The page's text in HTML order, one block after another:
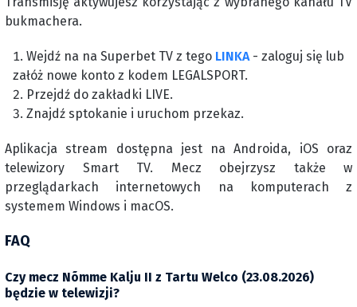
bukmachera.
Wejdź na na Superbet TV z tego LINKA- zaloguj się lub
załóż nowe konto z kodem LEGALSPORT.
Przejdź do zakładki LIVE.
Znajdź sptokanie i uruchom przekaz.
Aplikacja stream dostępna jest na Androida, iOS oraz
telewizory Smart TV. Mecz obejrzysz także w
przeglądarkach internetowych na komputerach z
systemem Windows i macOS.
FAQ
Czy mecz Nõmme Kalju II z Tartu Welco (23.08.2026)
będzie w telewizji?